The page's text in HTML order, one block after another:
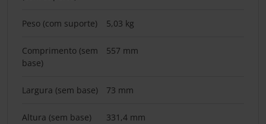
Peso (com suporte) 5,03 kg
Comprimento (sem
base)
557 mm
Largura (sem base) 73 mm
Altura (sem base) 331,4 mm